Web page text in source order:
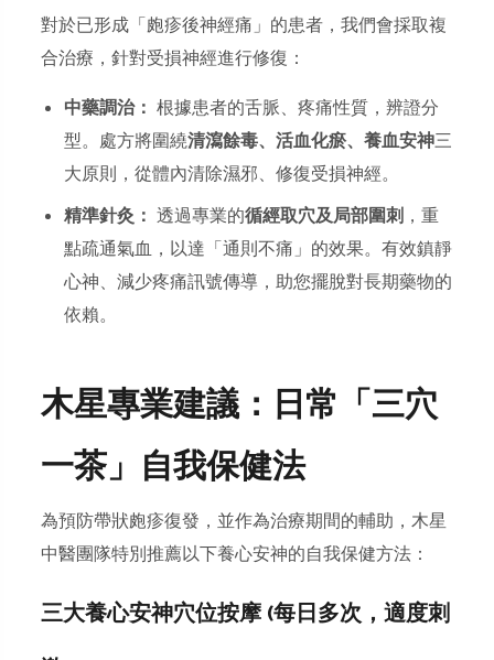
對於已形成「皰疹後神經痛」的患者，我們會採取複
合治療，針對受損神經進行修復：
中藥調治： 根據患者的舌脈、疼痛性質，辨證分
型。處方將圍繞清瀉餘毒、活血化瘀、養血安神三
大原則，從體內清除濕邪、修復受損神經。
精準針灸： 透過專業的循經取穴及局部圍刺 ，重
點疏通氣血，以達「通則不痛」的效果。有效鎮靜
心神、減少疼痛訊號傳導，助您擺脫對長期藥物的
依賴。
木星專業建議：日常「三穴
一茶」自我保健法
為預防帶狀皰疹復發，並作為治療期間的輔助，木星
中醫團隊特別推薦以下養心安神的自我保健方法：
三大養心安神穴位按摩 (每日多次，適度刺